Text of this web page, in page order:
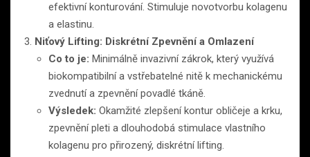
efektivní konturování. Stimuluje novotvorbu kolagenu
a elastinu.
Niťový Lifting: Diskrétní Zpevnění a Omlazení
Co to je: Minimálně invazivní zákrok, který využívá
biokompatibilní a vstřebatelné nitě k mechanickému
zvednutí a zpevnění povadlé tkáně.
Výsledek: Okamžité zlepšení kontur obličeje a krku,
zpevnění pleti a dlouhodobá stimulace vlastního
kolagenu pro přirozený, diskrétní lifting.